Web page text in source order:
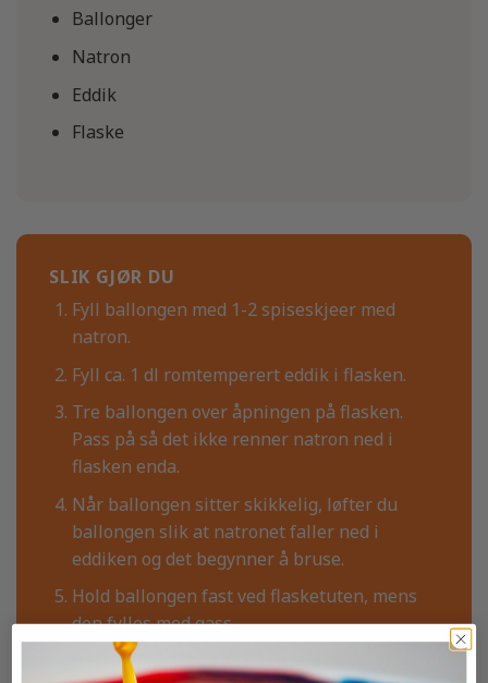
Ballonger
Natron
Eddik
Flaske
SLIK GJØR DU
Fyll ballongen med 1-2 spiseskjeer med
natron.
Fyll ca. 1 dl romtemperert eddik i flasken.
Tre ballongen over åpningen på flasken.
Pass på så det ikke renner natron ned i
flasken enda.
Når ballongen sitter skikkelig, løfter du
ballongen slik at natronet faller ned i
eddiken og det begynner å bruse.
Hold ballongen fast ved flasketuten, mens
den fylles med gass.
Når ballongen er fylt med gass kan du løsne